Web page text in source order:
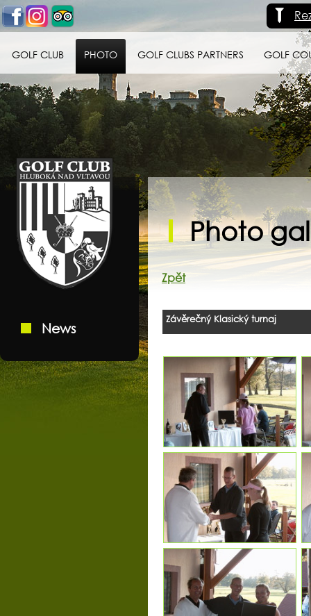
GOLF CLUB PHOTO GOLF CLUBS PARTNERS GOLF
Golf klub Hluboká
nad Vltavou
News
Photo
Zpět
Závěrečný Klasický turnaj